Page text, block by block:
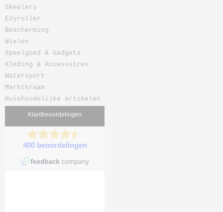
Skeelers
Ezyroller
Bescherming
Wielen
Speelgoed & Gadgets
Kleding & Accessoires
Watersport
Marktkraam
Huishoudelijke artikelen